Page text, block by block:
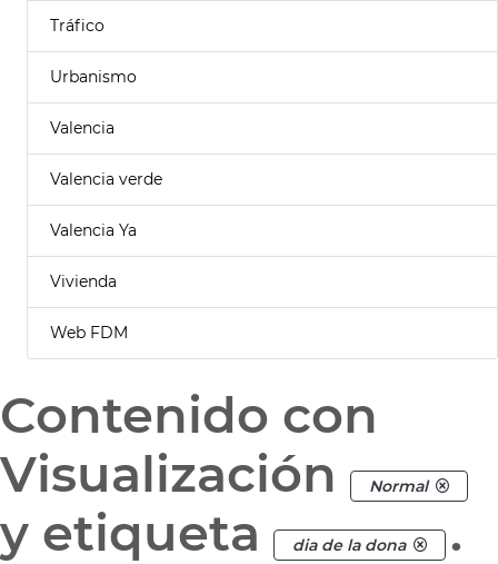
Tráfico
Urbanismo
Valencia
Valencia verde
Valencia Ya
Vivienda
Web FDM
Contenido con
Visualización
Normal
y etiqueta dia de la dona .